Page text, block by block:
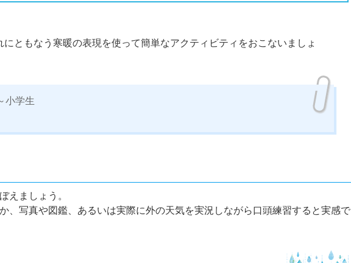
にともなう寒暖の表現を使って簡単なアクティビティをおこないましょ
小学生
えましょう。
、写真や図鑑、あるいは実際に外の天気を実況しながら口頭練習すると実感で